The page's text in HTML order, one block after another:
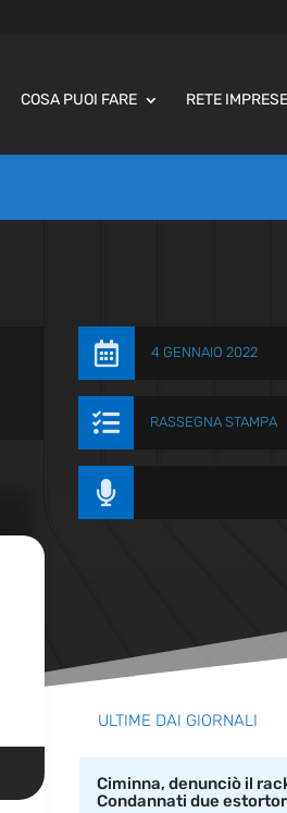
COSA PUOI FARE RETE IMPRESE
 4 GENNAIO 2022
 RASSEGNA STAMPA

ULTIME DAI GIORNALI
Ciminna, denunciò il
Condannati due